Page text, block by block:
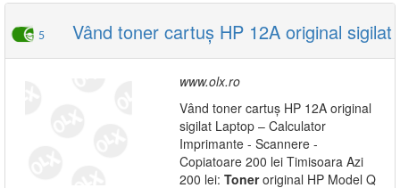
5 Vând toner cartuș HP 12A original sigilat
www.olx.ro
Vând toner cartuș HP 12A original
sigilat Laptop – Calculator
Imprimante - Scannere -
Copiatoare 200 lei Timisoara Azi
200 lei: Toneroriginal HP Model Q